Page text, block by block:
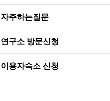
자주하는질문
연구소 방문신청
이용자숙소 신청